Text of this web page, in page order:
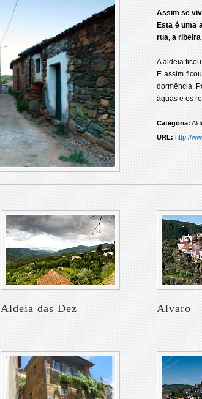
Assim se
Esta é uma
rua, a
A aldeia
E assim
dormência.
águas e os
Categoria:
URL: http://
Aldeia das Dez Alvaro